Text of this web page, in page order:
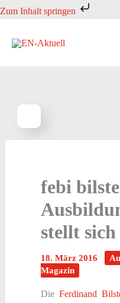
Zum Inhalt springen
Zum
springen
febi
stellt
18. März 2016
Magazin
Die Ferdinand